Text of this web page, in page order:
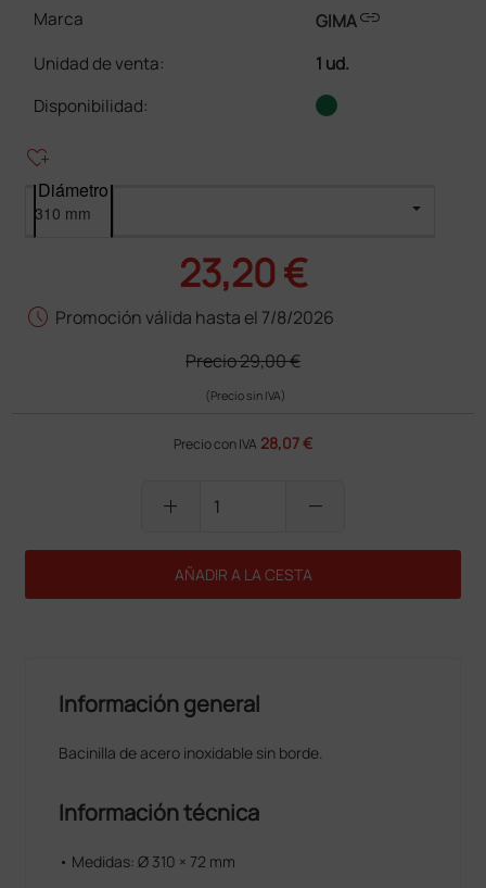
Marca
GIMAlink
Unidad de venta:
1 ud.
Disponibilidad:
heart_plus
Diámetro
23,20 €
schedule Promoción válida hasta el 7/8/2026
Precio29,00 €
(Precio sin IVA)
Precio con IVA 28,07 €
add remove
AÑADIR A LA CESTA
Información general
Bacinilla de acero inoxidable sin borde.
Información técnica
• Medidas: Ø 310 × 72 mm